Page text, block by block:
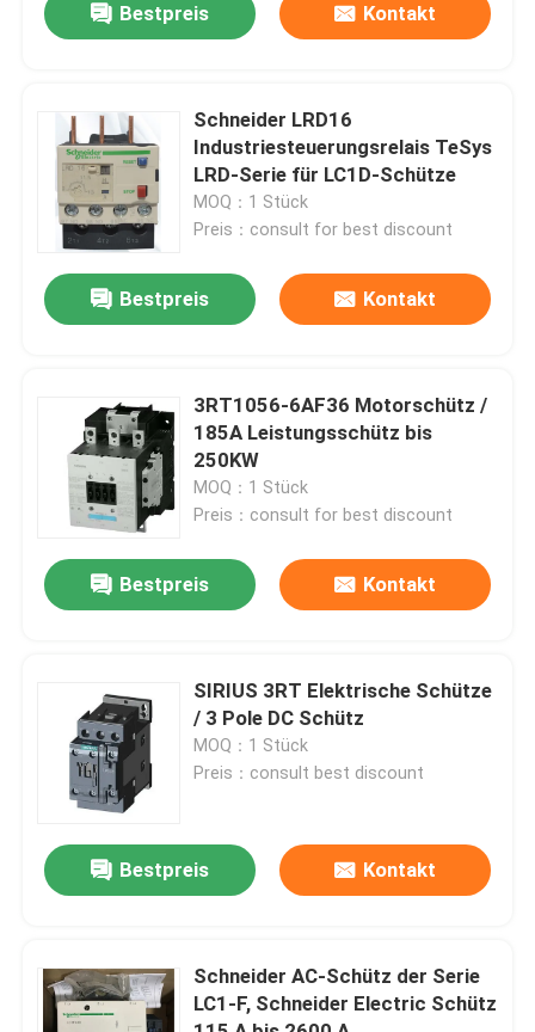
Produkte
Über uns
Fabrik-Ausflug
Treten Sie mit uns in Verbindung
Fordern Sie ein Zitat
Industrielle Automatisierungsprodukte
plc-Kabel und -verbindungsstücke
Bestpreis Kontakt
Schneider LRD16
Industriesteuerungsrelais TeSys
LRD-Serie für LC1D-Schütze
MOQ：1 Stück
Preis：consult for best discount
Bestpreis Kontakt
3RT1056-6AF36 Motorschütz /
185A Leistungsschütz bis
250KW
MOQ：1 Stück
Preis：consult for best discount
Bestpreis Kontakt
SIRIUS 3RT Elektrische Schütze
/ 3 Pole DC Schütz
MOQ：1 Stück
Preis：consult best discount
Bestpreis Kontakt
Schneider AC-Schütz der Serie
LC1-F, Schneider Electric Schütz